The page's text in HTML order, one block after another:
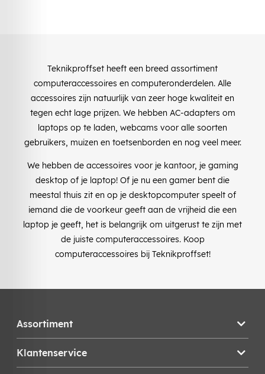
Teknikproffset heeft een breed assortiment
computeraccessoires en computeronderdelen. Alle
accessoires zijn natuurlijk van zeer hoge kwaliteit en
tegen echt lage prijzen. We hebben AC-adapters om
laptops op te laden, webcams voor alle soorten
gebruikers, muizen en toetsenborden en nog veel meer.
We hebben de accessoires voor je kantoor, je gaming
desktop of je laptop! Of je nu een gamer bent die
meestal thuis zit en op je desktopcomputer speelt of
iemand die de voorkeur geeft aan de vrijheid die een
laptop je geeft, het is belangrijk om uitgerust te zijn met
de juiste computeraccessoires. Koop
computeraccessoires bij Teknikproffset!
Assortiment
Klantenservice